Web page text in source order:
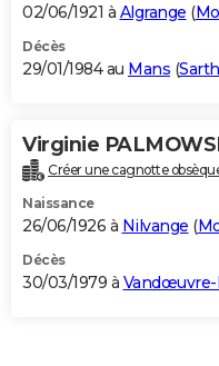
02/06/1921 à Algrange (
Décès
29/01/1984 au Mans (
Virginie
Créer une cagnotte
Naissance
26/06/1926 à Nilvange (
Décès
30/03/1979 à